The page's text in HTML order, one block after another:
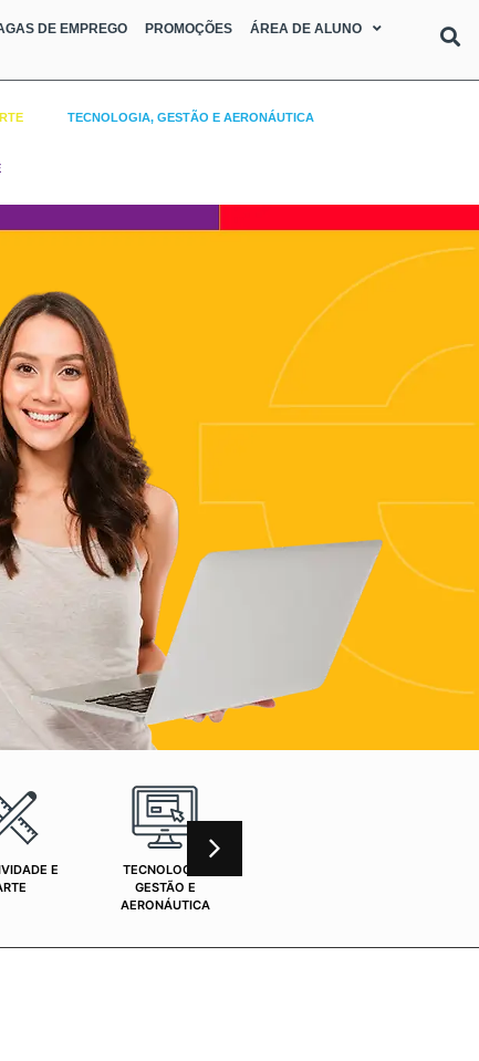
DE EMPREGO PROMOÇÕES
ÁREA DE ALUNO
TECNOLOGIA, GESTÃO E AERONÁUTICA
E
TECNOLOGIA,
GESTÃO E
AERONÁUTICA